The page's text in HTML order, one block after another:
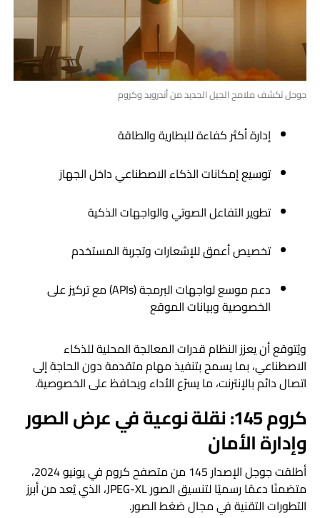
جوجل تكشف ملامح الجيل الجديد من أندرويد وكروم
إدارة أكثر كفاءة للبطارية والطاقة
توسيع إمكانات الذكاء الاصطناعي داخل الجهاز
تطوير التفاعل الصوتي والواجهات الذكية
تخصيص أعمق للإشعارات وتجربة المستخدم
دعم موسع لواجهات البرمجة (APIs) مع تركيز على
الخصوصية وبيانات الموقع
ويُتوقع أن يعزز النظام قدرات المعالجة المحلية للذكاء
الاصطناعي، بما يسمح بتنفيذ مهام متقدمة دون الحاجة إلى
اتصال دائم بالإنترنت، ما يسرّع الأداء ويحافظ على الخصوصية.
كروم 145: نقلة نوعية في عرض الصور
وإدارة الأمان
أطلقت جوجل الإصدار 145 من متصفح كروم في يونيو 2024،
متضمنًا دعمًا رسميًا لتنسيق الصور JPEG-XL، الذي يُعد من أبرز
التطورات التقنية في مجال ضغط الصور.